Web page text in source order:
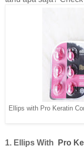
Ellips with Pro Keratin
1. Ellips With Pro